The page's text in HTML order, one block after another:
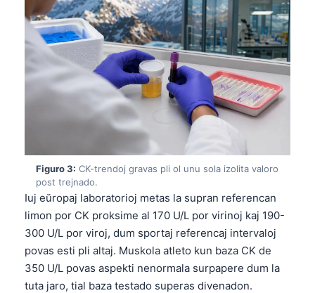
Figuro 3: CK-trendoj gravas pli ol unu sola izolita valoro
post trejnado.
Iuj eŭropaj laboratorioj metas la supran referencan
limon por CK proksime al 170 U/L por virinoj kaj 190-
300 U/L por viroj, dum sportaj referencaj intervaloj
povas esti pli altaj. Muskola atleto kun baza CK de
350 U/L povas aspekti nenormala surpapere dum la
tuta jaro, tial baza testado superas divenadon.